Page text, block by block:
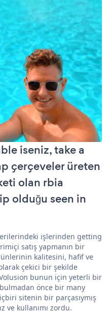
iseniz, take a
çerçeveler üreten
olan rbia
olduğu seen in
işlerinden getting
satış yapmanın bir
kalitesini, hafif ve
çekici bir şekilde
bunun için yeterli bir
önce bir many
sitenin bir parçasıymış
ve kullanımı zordu.